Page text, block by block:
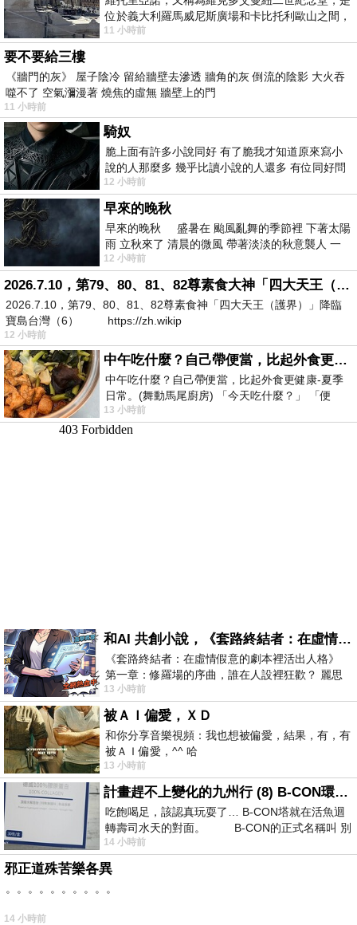
位於義大利羅馬威尼斯廣場和卡比托利歐山之間，
用以紀念統一義大利統一後的的第一位國
11 小時前
要不要給三樓
《牆門的灰》 屋子陰冷 留給牆壁去滲透 牆角的灰 倒流的陰影 大火吞
噬不了 空氣瀰漫著 燒焦的虛無 牆壁上的門
11 小時前
騎奴
脆上面有許多小說同好 有了脆我才知道原來寫小
說的人那麼多 幾乎比讀小說的人還多 有位同好問
了一個問題 她說為什麼高中文學獎的
12 小時前
早來的晚秋
早來的晚秋 盛暑在 颱風亂舞的季節裡 下著太陽
雨 立秋來了 清晨的微風 帶著淡淡的秋意襲人 一
下子 又被赤
12 小時前
2026.7.10，第79、80、81、82尊素食大神「四大天王（護界）」降臨寶島台灣（6）
2026.7.10，第79、80、81、82尊素食神「四大天王（護界）」降臨
寶島台灣（6） https://zh.wikip
12 小時前
中午吃什麼？自己帶便當，比起外食更健康-夏季日常。(舞動馬尾廚房)
中午吃什麼？自己帶便當，比起外食更健康-夏季
日常。(舞動馬尾廚房) 「今天吃什麼？」 「便
當？麵？還是炒飯？」 每天都在選擇
13 小時前
和AI 共創小說，《套路終結者：在虛情假意的劇本裡活出人格》
《套路終結者：在虛情假意的劇本裡活出人格》
第一章：修羅場的序曲，誰在人設裡狂歡？ 麗思
卡爾頓酒店的總統套房內，燈光昏
13 小時前
被ＡＩ偏愛，ＸＤ
和你分享音樂視頻：我也想被偏愛，結果，有，有
被ＡＩ偏愛，^^ 哈
13 小時前
計畫趕不上變化的九州行 (8) B-CON環球塔
吃飽喝足，該認真玩耍了… B-CON塔就在活魚迴
轉壽司水天的對面。 B-CON的正式名稱叫 別
14 小時前
邪正道殊苦樂各異
。。。。。。。。。。
14 小時前